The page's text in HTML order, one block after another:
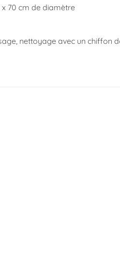
70 cm de diamètre
nettoyage avec un chiffon